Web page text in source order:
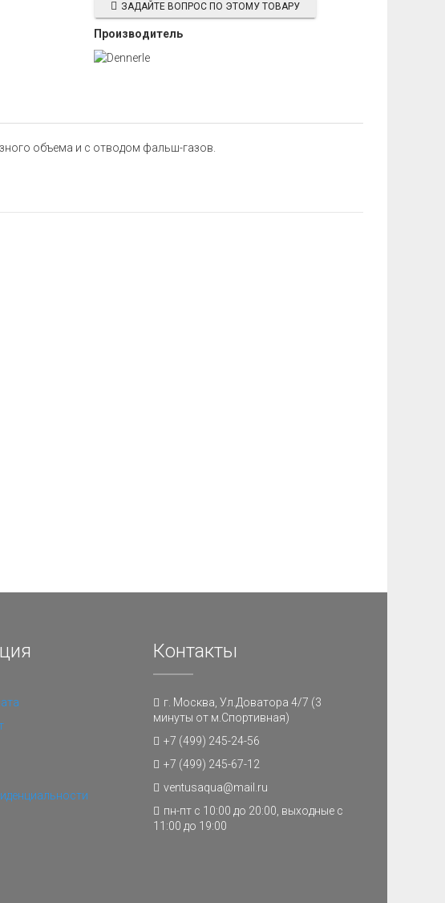
ЗАДАЙТЕ ВОПРОС ПО ЭТОМУ ТОВАРУ
Производитель
объема и с отводом фальш-газов.
Контакты
г. Москва, Ул.Доватора 4/7 (3
минуты от м.Спортивная)
+7 (499) 245-24-56
+7 (499) 245-67-12
ventusaqua@mail.ru
пн-пт с 10:00 до 20:00, выходные с
11:00 до 19:00